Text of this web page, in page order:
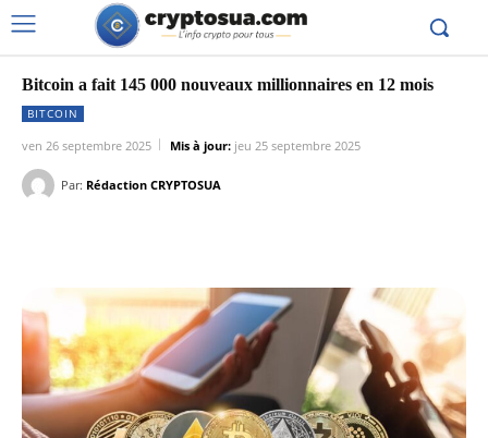
Bitcoin a fait 145 000 nouveaux millionnaires en 12 mois
BITCOIN
ven 26 septembre 2025 Mis à jour: jeu 25 septembre 2025
Par: Rédaction CRYPTOSUA